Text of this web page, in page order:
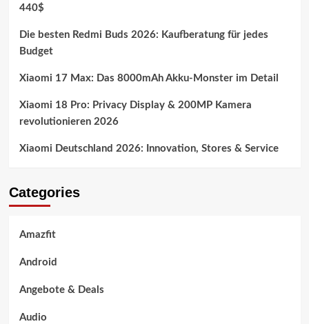
440$
Die besten Redmi Buds 2026: Kaufberatung für jedes
Budget
Xiaomi 17 Max: Das 8000mAh Akku-Monster im Detail
Xiaomi 18 Pro: Privacy Display & 200MP Kamera
revolutionieren 2026
Xiaomi Deutschland 2026: Innovation, Stores & Service
Categories
Amazfit
Android
Angebote & Deals
Audio